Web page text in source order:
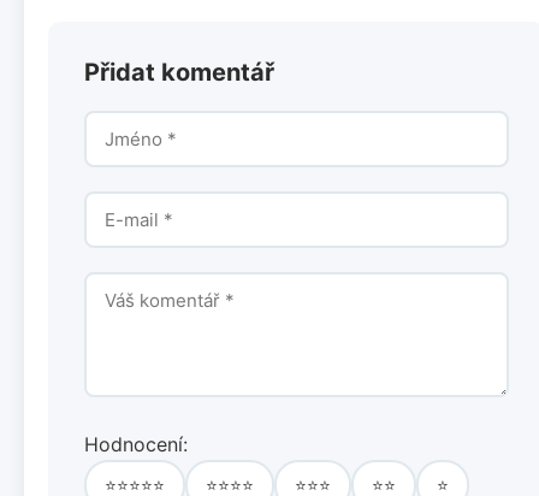
Přidat komentář
Hodnocení:
⭐⭐⭐⭐⭐ ⭐⭐⭐⭐ ⭐⭐⭐ ⭐⭐ ⭐